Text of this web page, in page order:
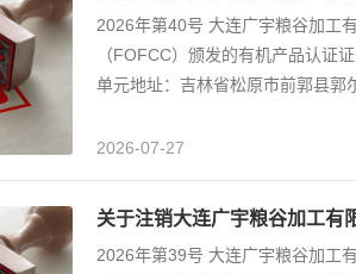
2026年第40号 大连广宇粮谷加工
（FOFCC）颁发的有机产品认证
单元地址：吉林省松原市前郭县郭
2026-07-27
关于注销大连广宇粮谷加工有
2026年第39号 大连广宇粮谷加工